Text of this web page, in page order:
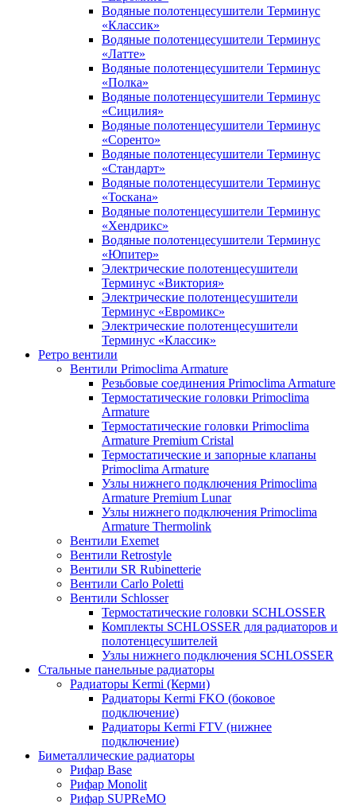
Водяные полотенцесушители Терминус
«Классик»
Водяные полотенцесушители Терминус
«Латте»
Водяные полотенцесушители Терминус
«Полка»
Водяные полотенцесушители Терминус
«Сицилия»
Водяные полотенцесушители Терминус
«Соренто»
Водяные полотенцесушители Терминус
«Стандарт»
Водяные полотенцесушители Терминус
«Тоскана»
Водяные полотенцесушители Терминус
«Хендрикс»
Водяные полотенцесушители Терминус
«Юпитер»
Электрические полотенцесушители
Терминус «Виктория»
Электрические полотенцесушители
Терминус «Евромикс»
Электрические полотенцесушители
Терминус «Классик»
Ретро вентили
Вентили Primoclima Armature
Резьбовые соединения Primoclima Armature
Термостатические головки Primoclima
Armature
Термостатические головки Primoclima
Armature Premium Cristal
Термостатические и запорные клапаны
Primoclima Armature
Узлы нижнего подключения Primoclima
Armature Premium Lunar
Узлы нижнего подключения Primoclima
Armature Thermolink
Вентили Exemet
Вентили Retrostyle
Вентили SR Rubinetterie
Вентили Carlo Poletti
Вентили Schlosser
Термостатические головки SCHLOSSER
Комплекты SCHLOSSER для радиаторов и
полотенцесушителей
Узлы нижнего подключения SCHLOSSER
Стальные панельные радиаторы
Радиаторы Kermi (Керми)
Радиаторы Kermi FKO (боковое
подключение)
Радиаторы Kermi FTV (нижнее
подключение)
Биметаллические радиаторы
Рифар Base
Рифар Monolit
Рифар SUPReMO